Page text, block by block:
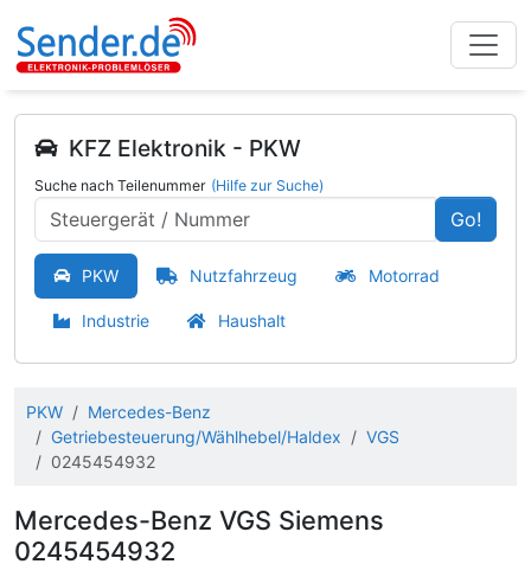
KFZ Elektronik - PKW
Suche nach Teilenummer (Hilfe zur Suche)
Go!
PKW Nutzfahrzeug Motorrad
Industrie Haushalt
PKW
Mercedes-Benz
Getriebesteuerung/Wählhebel/Haldex
VGS
0245454932
Mercedes-Benz VGS Siemens
0245454932